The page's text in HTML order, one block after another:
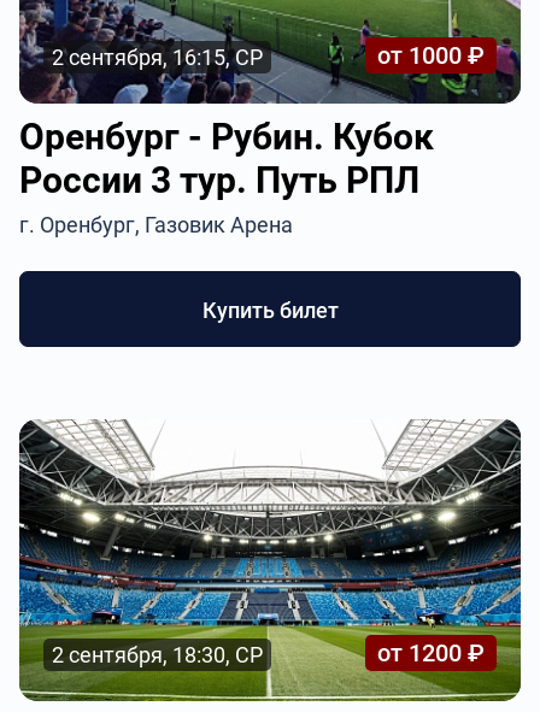
2 сентября, 16:15, СР от 1000 ₽
Оренбург - Рубин. Кубок
России 3 тур. Путь РПЛ
г. Оренбург, Газовик Арена
Купить билет
2 сентября, 18:30, СР от 1200 ₽